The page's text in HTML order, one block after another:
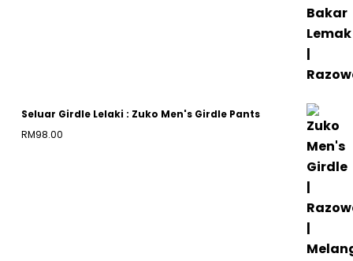
Seluar Girdle Lelaki : Zuko Men's Girdle Pants
RM98.00